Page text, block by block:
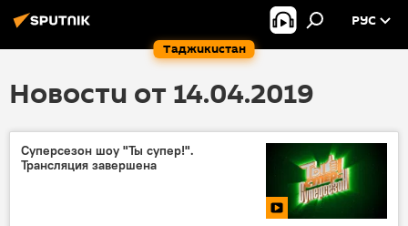
Таджикистан
РУС
Новости от 14.04.2019
Суперсезон шоу "Ты супер!".
Трансляция завершена